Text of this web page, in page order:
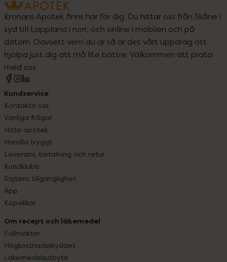
Kronans Apotek finns här för dig. Du hittar oss från Skåne i
syd till Lappland i norr, och online i mobilen och på
datorn. Oavsett vem du är så är det vårt uppdrag att
hjälpa just dig att må lite bättre. Välkommen att prata
med oss.
Kundservice
Kontakta oss
Vanliga frågor
Hitta apotek
Handla tryggt
Leverans, betalning och retur
Kundklubb
Sajtens tillgänglighet
App
Köpvillkor
Om recept och läkemedel
Fullmakter
Högkostnadsskyddet
Läkemedelsutbyte